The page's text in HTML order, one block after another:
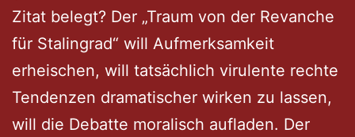
Zitat belegt? Der „Traum von der Revanche
für Stalingrad“ will Aufmerksamkeit
erheischen, will tatsächlich virulente rechte
Tendenzen dramatischer wirken zu lassen,
will die Debatte moralisch aufladen. Der